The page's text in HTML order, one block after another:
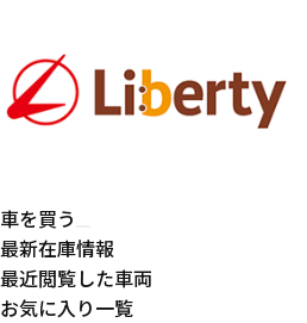
車を買う
最新在庫情報
最近閲覧した車両
お気に入り一覧